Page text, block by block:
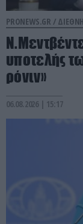
PRONEWS.GR /
υποτελής
ρόνιν»
06.08.2026 | 15:17